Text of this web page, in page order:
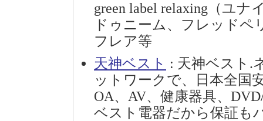
green label relaxing（ユ
ドゥニーム、フレッドペ
フレア等
天神ベスト : 天神ベスト.
ットワークで、日本全国
OA、AV、健康器具、
ベスト電器だから保証も